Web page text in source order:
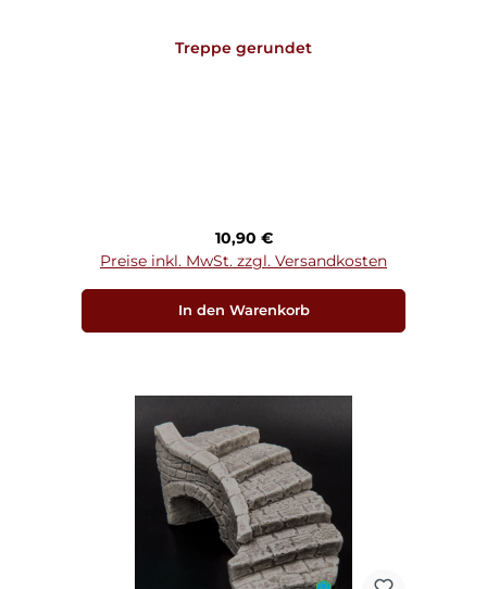
Treppe gerundet
Regulärer Preis:
10,90 €
Preise inkl. MwSt. zzgl. Versandkosten
In den Warenkorb